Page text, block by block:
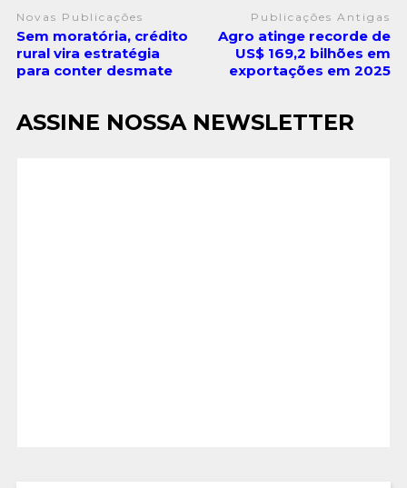
Novas Publicações
Sem moratória, crédito
rural vira estratégia
para conter desmate
Publicações Antigas
Agro atinge recorde de
US$ 169,2 bilhões em
exportações em 2025
ASSINE NOSSA NEWSLETTER